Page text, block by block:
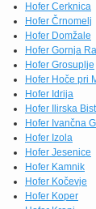
Hofer Cerknica
Hofer Črnomelj
Hofer Domžale
Hofer Gornja
Hofer Grosuplje
Hofer Hoče pri
Hofer Idrija
Hofer Ilirska
Hofer Ivančna
Hofer Izola
Hofer Jesenice
Hofer Kamnik
Hofer Kočevje
Hofer Koper